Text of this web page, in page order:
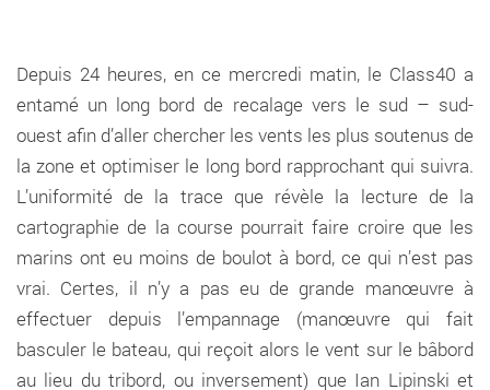
Depuis 24 heures, en ce mercredi matin, le Class40 a
entamé un long bord de recalage vers le sud – sud-
ouest afin d’aller chercher les vents les plus soutenus de
la zone et optimiser le long bord rapprochant qui suivra.
L’uniformité de la trace que révèle la lecture de la
cartographie de la course pourrait faire croire que les
marins ont eu moins de boulot à bord, ce qui n’est pas
vrai. Certes, il n’y a pas eu de grande manœuvre à
effectuer depuis l’empannage (manœuvre qui fait
basculer le bateau, qui reçoit alors le vent sur le bâbord
au lieu du tribord, ou inversement) que Ian Lipinski et